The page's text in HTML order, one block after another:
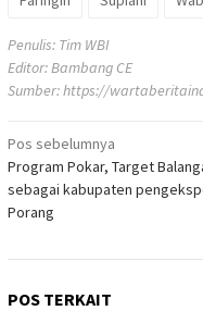
Penulis: Tim WBI
Editor: Bambang CE
Sumber:https://
Navigasi
pos
Pos sebelumnya
Program Pokar, Target
sebagai kabupaten
Porang
POS TERKAIT